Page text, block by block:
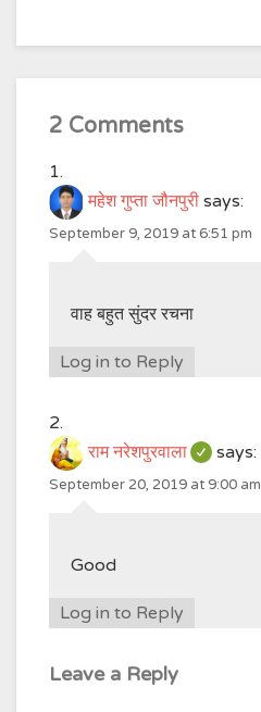
2 Comments
महेश गुप्ता जौनपुरी says:
September 9, 2019 at 6:51 pm
वाह बहुत सुंदर रचना
Log in to Reply
राम नरेशपुरवाला says:
September 20, 2019 at 9:00 am
Good
Log in to Reply
Leave a Reply